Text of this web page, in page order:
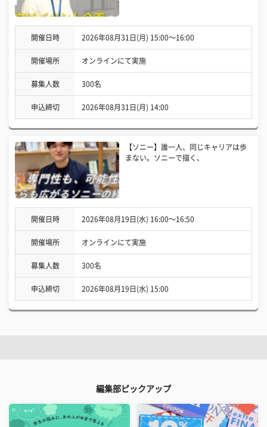
開催日時 2026年08月31日(月) 15:00〜16:00
開催場所 オンラインにて実施
募集人数 300名
申込締切 2026年08月31日(月) 14:00
【ソニー】誰一人、同じキャリアは歩
まない。ソニーで描く、
開催日時 2026年08月19日(水) 16:00〜16:50
開催場所 オンラインにて実施
募集人数 300名
申込締切 2026年08月19日(水) 15:00
編集部ピックアップ